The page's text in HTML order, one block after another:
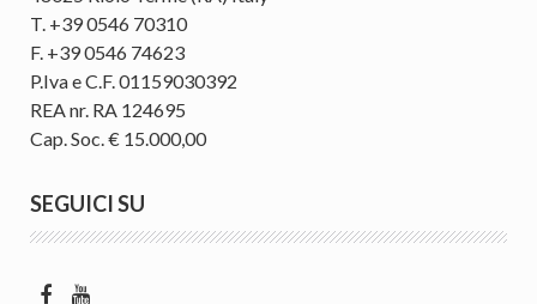
T. +39 0546 70310
F. +39 0546 74623
P.Iva e C.F. 01159030392
REA nr. RA 124695
Cap. Soc. € 15.000,00
SEGUICI SU